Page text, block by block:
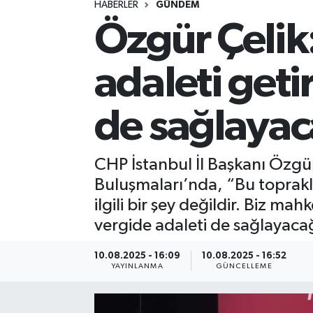
HABERLER GÜNDEM
Özgür
adaleti
de
CHP İstanbul İl Başkanı
Buluşmaları’nda, “Bu
ilgili bir şey değildir. Biz
vergide adaleti de
10.08.2025 - 16:09
YAYINLANMA
10.08.2025 - 16:52
GÜNCELLEME